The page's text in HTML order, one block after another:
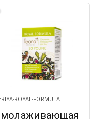
ROYAL-FORMULA